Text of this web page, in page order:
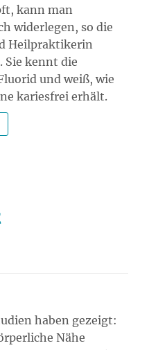
kann man
widerlegen, so die
Heilpraktikerin
Sie kennt die
und weiß, wie
kariesfrei erhält.
haben gezeigt:
Nähe